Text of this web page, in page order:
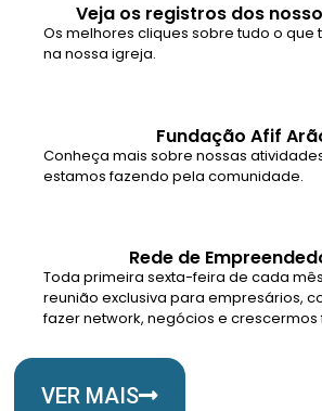
Veja os registros dos
Os melhores cliques sobre tudo o que
na nossa igreja.
Fundação Afif
Conheça mais sobre nossas
estamos fazendo pela comunidade.
Rede de
Toda primeira sexta-feira de cada
reunião exclusiva para empresários,
fazer network, negócios e
VER MAIS